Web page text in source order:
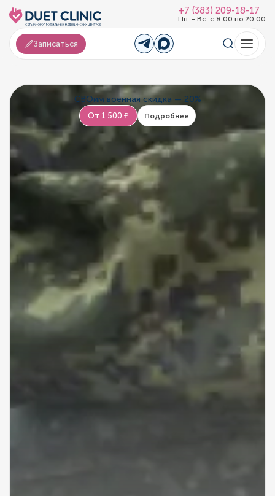
+7 (383) 209-18-17
Пн. - Вс. с 8.00 по 20.00
Записаться
СВОим военная скидка — 20%
От 1 500 ₽ Подробнее